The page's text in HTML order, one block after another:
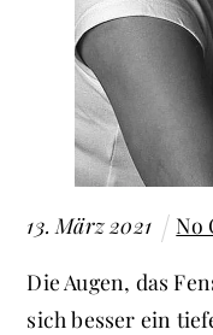
13. März 2021 No
Die Augen, das
sich besser ein